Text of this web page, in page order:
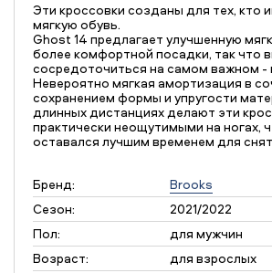
Эти кроссовки созданы для тех, кто
мягкую обувь.
Ghost 14 предлагает улучшенную
более комфортной посадки, так что
сосредоточиться на самом важном -
Невероятно мягкая амортизация в
сохранением формы и упругости
длинных дистанциях делают эти
практически неощутимыми на ногах,
оставался лучшим временем для
Бренд:
Brooks
Сезон:
2021/2022
Пол:
для мужчин
Возраст:
для взрослых